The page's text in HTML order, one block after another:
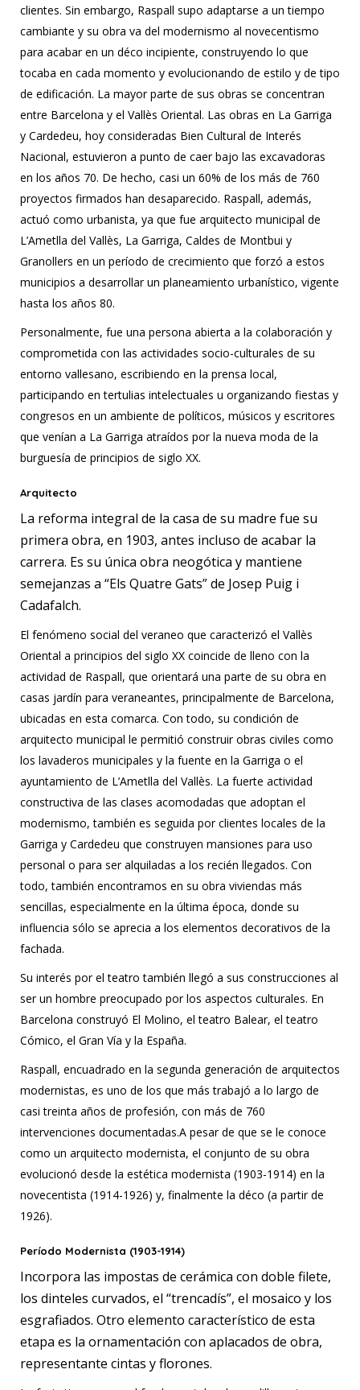
clientes. Sin embargo, Raspall supo adaptarse a un tiempo
cambiante y su obra va del modernismo al novecentismo
para acabar en un déco incipiente, construyendo lo que
tocaba en cada momento y evolucionando de estilo y de tipo
de edificación. La mayor parte de sus obras se concentran
entre Barcelona y el Vallès Oriental. Las obras en La Garriga
y Cardedeu, hoy consideradas Bien Cultural de Interés
Nacional, estuvieron a punto de caer bajo las excavadoras
en los años 70. De hecho, casi un 60% de los más de 760
proyectos firmados han desaparecido. Raspall, además,
actuó como urbanista, ya que fue arquitecto municipal de
L’Ametlla del Vallès, La Garriga, Caldes de Montbui y
Granollers en un período de crecimiento que forzó a estos
municipios a desarrollar un planeamiento urbanístico, vigente
hasta los años 80.
Personalmente, fue una persona abierta a la colaboración y
comprometida con las actividades socio-culturales de su
entorno vallesano, escribiendo en la prensa local,
participando en tertulias intelectuales u organizando fiestas y
congresos en un ambiente de políticos, músicos y escritores
que venían a La Garriga atraídos por la nueva moda de la
burguesía de principios de siglo XX.
Arquitecto
La reforma integral de la casa de su madre fue su
primera obra, en 1903, antes incluso de acabar la
carrera. Es su única obra neogótica y mantiene
semejanzas a “Els Quatre Gats” de Josep Puig i
Cadafalch.
El fenómeno social del veraneo que caracterizó el Vallès
Oriental a principios del siglo XX coincide de lleno con la
actividad de Raspall, que orientará una parte de su obra en
casas jardín para veraneantes, principalmente de Barcelona,
ubicadas en esta comarca. Con todo, su condición de
arquitecto municipal le permitió construir obras civiles como
los lavaderos municipales y la fuente en la Garriga o el
ayuntamiento de L’Ametlla del Vallès. La fuerte actividad
constructiva de las clases acomodadas que adoptan el
modernismo, también es seguida por clientes locales de la
Garriga y Cardedeu que construyen mansiones para uso
personal o para ser alquiladas a los recién llegados. Con
todo, también encontramos en su obra viviendas más
sencillas, especialmente en la última época, donde su
influencia sólo se aprecia a los elementos decorativos de la
fachada.
Su interés por el teatro también llegó a sus construcciones al
ser un hombre preocupado por los aspectos culturales. En
Barcelona construyó El Molino, el teatro Balear, el teatro
Cómico, el Gran Vía y la España.
Raspall, encuadrado en la segunda generación de arquitectos
modernistas, es uno de los que más trabajó a lo largo de
casi treinta años de profesión, con más de 760
intervenciones documentadas.A pesar de que se le conoce
como un arquitecto modernista, el conjunto de su obra
evolucionó desde la estética modernista (1903-1914) en la
novecentista (1914-1926) y, finalmente la déco (a partir de
1926).
Período Modernista (1903-1914)
Incorpora las impostas de cerámica con doble filete,
los dinteles curvados, el “trencadís”, el mosaico y los
esgrafiados. Otro elemento característico de esta
etapa es la ornamentación con aplacados de obra,
representante cintas y florones.